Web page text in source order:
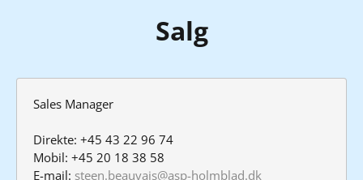
Salg
Sales Manager
Direkte: +45 43 22 96 74
Mobil: +45 20 18 38 58
E-mail: steen.beauvais@asp-holmblad.dk